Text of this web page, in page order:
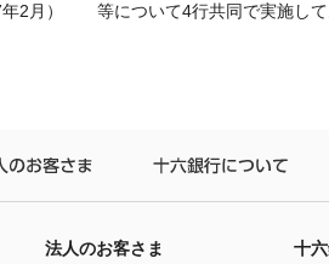
年2月） 等について4行共同で実施して
ま 法人のお客さま 十
法人のお客さま 十